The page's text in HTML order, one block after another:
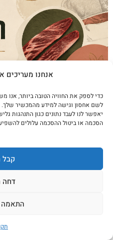
אנחנו מעריכים
לשם אחסון וגישה למידע מהמכשיר שלך.
יאפשר לנו לעבד נתונים כגון התנהגות
הסכמה או ביטול ההסכמה עלולים
קבל
דחה
התאמה
פנימי/חיצוני
לקריאה נוספת